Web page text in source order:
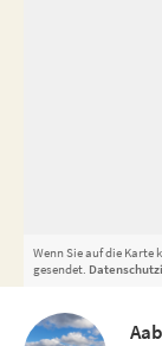
Wenn Sie auf die Karte
gesendet.